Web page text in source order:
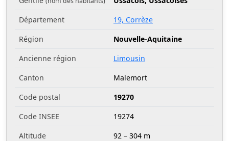
Département
19, Corrèze
Région
Nouvelle-Aquitaine
Ancienne région
Limousin
Canton
Malemort
Code postal
19270
Code INSEE
19274
Altitude
92 – 304 m